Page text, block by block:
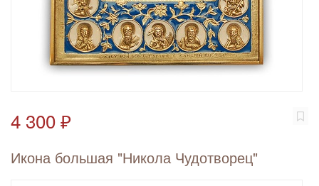
4 300 ₽
Икона большая "Никола Чудотворец"